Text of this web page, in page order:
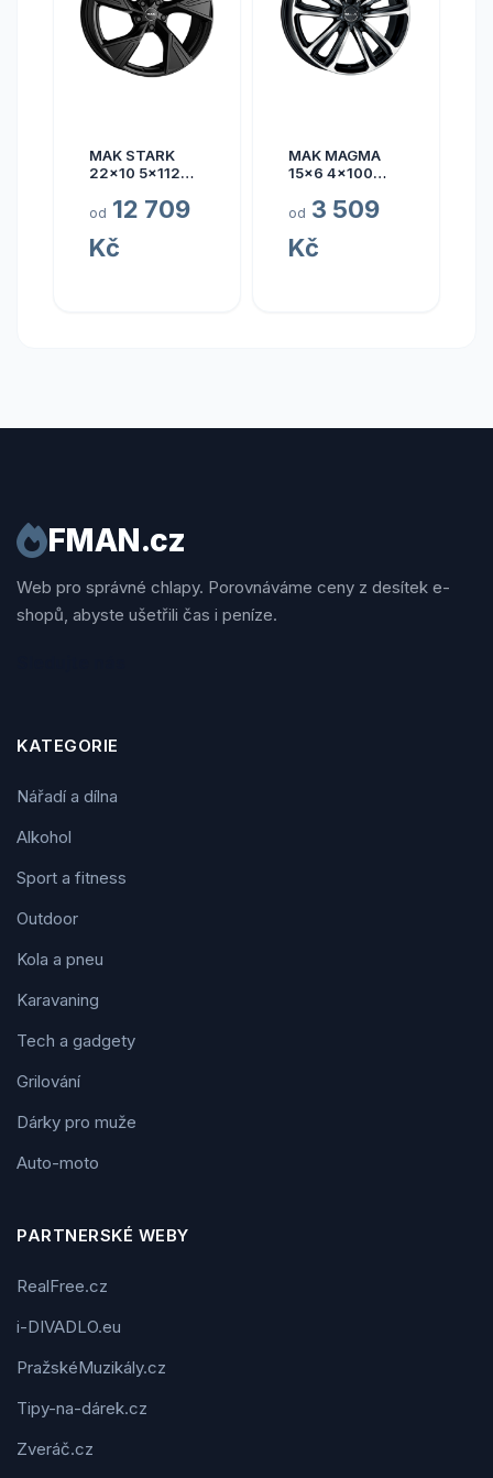
MAK STARK
22x10 5x112
od 12 709
Kč
MAK MAGMA
15x6 4x100
od 3 509
Kč
FMAN.cz
Web pro správné chlapy. Porovnáváme ceny z desítek e-
shopů, abyste ušetřili čas i peníze.
KATEGORIE
Nářadí a dílna
Alkohol
Sport a fitness
Outdoor
Kola a pneu
Karavaning
Tech a gadgety
Grilování
Dárky pro muže
Auto-moto
PARTNERSKÉ WEBY
RealFree.cz
i-DIVADLO.eu
PražskéMuzikály.cz
Tipy-na-dárek.cz
Zveráč.cz